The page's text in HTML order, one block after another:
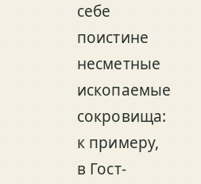
себе
поистине
несметные
ископаемые
сокровища:
к примеру,
в Гост-